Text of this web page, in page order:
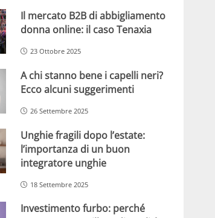
Il mercato B2B di abbigliamento
donna online: il caso Tenaxia
23 Ottobre 2025
A chi stanno bene i capelli neri?
Ecco alcuni suggerimenti
26 Settembre 2025
Unghie fragili dopo l’estate:
l’importanza di un buon
integratore unghie
18 Settembre 2025
Investimento furbo: perché